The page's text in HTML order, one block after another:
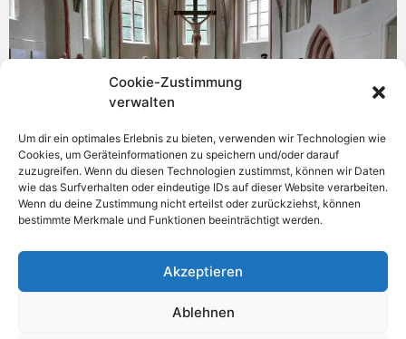
Cookie-Zustimmung
verwalten
Um dir ein optimales Erlebnis zu bieten, verwenden wir Technologien wie
Cookies, um Geräteinformationen zu speichern und/oder darauf
zuzugreifen. Wenn du diesen Technologien zustimmst, können wir Daten
wie das Surfverhalten oder eindeutige IDs auf dieser Website verarbeiten.
Wenn du deine Zustimmung nicht erteilst oder zurückziehst, können
bestimmte Merkmale und Funktionen beeinträchtigt werden.
Akzeptieren
Ablehnen
Ein Tag voller Harmonie und Freude – Unser Chortag in
Weitenhagen Am 14. März 2026 war es wieder soweit:
Unser alljährlicher Chortag führte uns in das
beschauliche Weitenhagen, ins „Haus der Stille“, wo von
morgens bis abends eine ganz besondere Atmosphäre
herrschte. Ein Tag, der ganz im Zeichen der Musik stand